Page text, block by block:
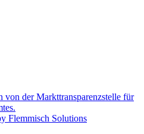
von der Markttransparenzstelle für
Flemmisch Solutions